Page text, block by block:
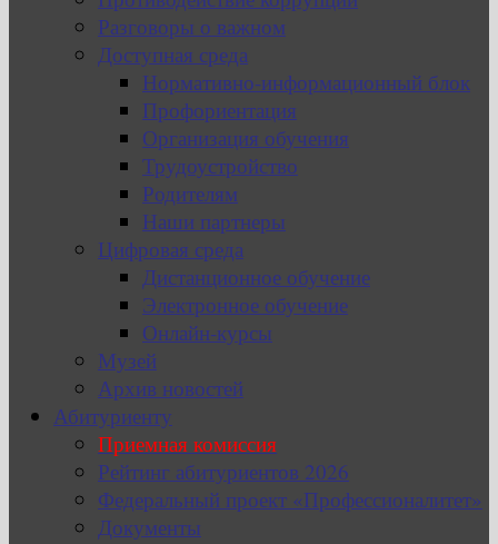
Разговоры о важном
Доступная среда
Нормативно-информационный блок
Профориентация
Организация обучения
Трудоустройство
Родителям
Наши партнеры
Цифровая среда
Дистанционное обучение
Электронное обучение
Онлайн-курсы
Музей
Архив новостей
Абитуриенту
Приемная комиссия
Рейтинг абитуриентов 2026
Федеральный проект «Профессионалитет»
Документы